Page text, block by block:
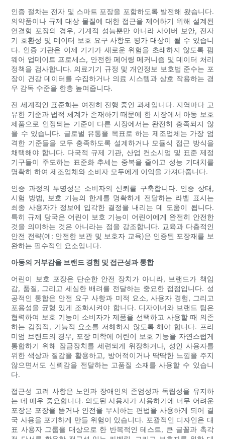
인증 절차는 전자 및 스마트 포장을 포함하도록 발전해 왔습니다.
의약품이나 규제 대상 물질에 대한 접근을 제어하기 위해 설계된
연결형 포장의 경우, 기계적 성능뿐만 아니라 사이버 보안, 전자
기 호환성 및 데이터 보호 요구 사항도 평가 대상이 될 수 있습니
다. 인증 기관은 이제 기기가 새로운 위험을 초래하지 않도록 펌
웨어 업데이트 프로세스, 안전한 페어링 메커니즘 및 데이터 처리
정책을 검사합니다. 의료기기 규정 및 개인정보 보호법 준수는 포
장이 건강 데이터를 수집하거나 의료 시스템과 상호 작용하는 경
우 감독 수준을 한층 높여줍니다.
전 세계적인 표준화는 여전히 진행 중인 과제입니다. 지역마다 고
유한 기준과 법적 체계가 존재하기 때문에 한 시장에서 아동 보호
제품으로 인정되는 기준이 다른 시장에서는 완전히 충족되지 않
을 수 있습니다. 글로벌 유통을 목표로 하는 제조업체는 가장 엄
격한 기준들을 모두 충족하도록 설계하거나 모듈식 접근 방식을
채택해야 합니다. 다국적 규제 기관, 산업 컨소시엄 및 표준 제정
기구들이 주도하는 표준화 추세는 중복을 줄이고 성능 기대치를
명확히 하여 제조업체와 소비자 모두에게 이익을 가져다줍니다.
인증 과정의 투명성은 소비자의 신뢰를 구축합니다. 인증 상태,
시험 방법, 보호 기능의 한계를 명확하게 전달하는 라벨 표시는
최종 사용자가 정보에 입각한 결정을 내리는 데 도움이 됩니다.
특히 규제 당국은 어린이 보호 기능이 어린이에게 완전히 안전한
것을 의미하는 것은 아니라는 점을 강조합니다. 교육과 다층적인
안전 전략(예: 안전한 보관 및 보호자 교육)은 인증된 포장재를 보
완하는 필수적인 요소입니다.
아동의 거부감을 브랜드 경험 및 접근성과 통합
어린이 보호 포장은 단순한 안전 장치가 아니라, 브랜드가 책임
감, 품질, 그리고 세심한 배려를 전달하는 중요한 접점입니다. 성
공적인 통합은 안전 요구 사항과 미적 요소, 사용자 경험, 그리고
포용성을 균형 있게 조화시켜야 합니다. 디자이너와 브랜드 팀은
협력하여 보호 기능이 소비자가 제품을 선택하고 사용할 때 의존
하는 감정적, 기능적 요소를 저해하지 않도록 해야 합니다. 프리
미엄 브랜드의 경우, 포장 미학에 어린이 보호 기능을 자연스럽게
통합하기 위해 잠금장치를 세련되게 위장하거나, 성인 사용자를
위한 색상과 질감을 활용하고, 방어적이거나 딱딱한 느낌을 주지
않으면서도 신뢰감을 전달하는 고품질 소재를 사용할 수 있습니
다.
접근성 고려 사항은 노인과 장애인의 존엄성과 독립성을 유지하
는 데 매우 중요합니다. 의도된 사용자가 사용하기에 너무 어려운
포장은 포장을 뜯거나 안전을 무시하는 편법을 사용하게 되어 결
국 사용을 포기하게 만들 위험이 있습니다. 포괄적인 디자인은 대
표 사용자 그룹을 대상으로 한 반복적인 테스트, 큰 글꼴과 촉각